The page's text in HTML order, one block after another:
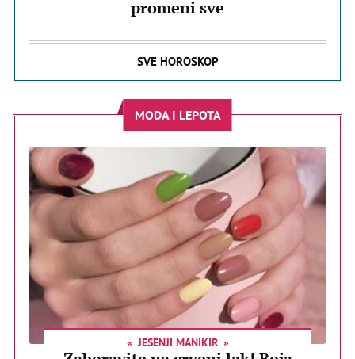
promeni sve
SVE HOROSKOP
MODA I LEPOTA
JESENJI MANIKIR